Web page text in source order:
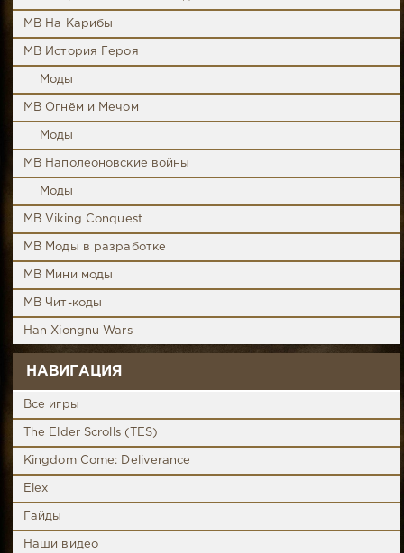
MB На Карибы
MB История Героя
Моды
MB Огнём и Мечом
Моды
MB Наполеоновские войны
Моды
MB Viking Conquest
MB Моды в разработке
MB Мини моды
MB Чит-коды
Han Xiongnu Wars
НАВИГАЦИЯ
Все игры
The Elder Scrolls (TES)
Kingdom Come: Deliverance
Elex
Гайды
Наши видео